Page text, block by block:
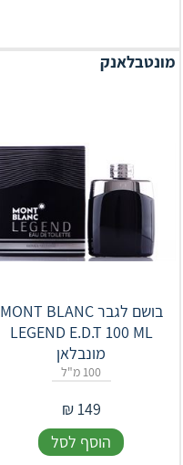
מונטבלאנק
בושם לגבר MONT BLANC
LEGEND E.D.T 100 ML
מונבלאן
100 מ"ל
149
₪
הוסף לסל